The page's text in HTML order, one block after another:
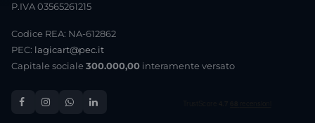
P.IVA 03565261215
Codice REA: NA-612862
PEC: lagicart@pec.it
Capitale sociale 300.000,00 interamente versato